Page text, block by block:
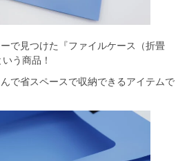
で見つけた『ファイルケース（折畳
う商品！
で省スペースで収納できるアイテムで